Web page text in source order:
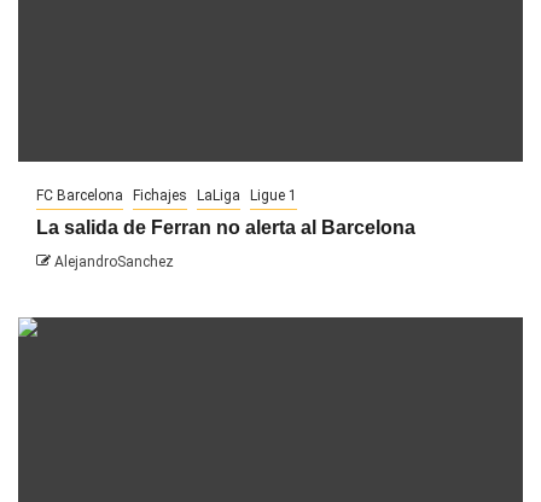
FC Barcelona Fichajes LaLiga Ligue 1
La salida de Ferran no alerta al Barcelona
AlejandroSanchez